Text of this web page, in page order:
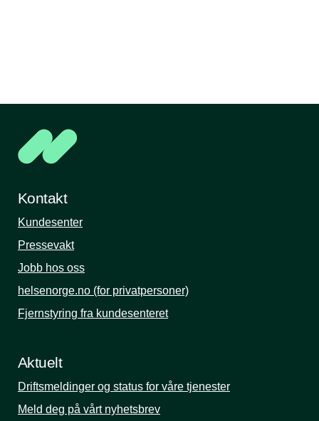
Kontakt
Kundesenter
Pressevakt
Jobb hos oss
helsenorge.no (for privatpersoner)
Fjernstyring fra kundesenteret
Aktuelt
Driftsmeldinger og status for våre tjenester
Meld deg på vårt nyhetsbrev